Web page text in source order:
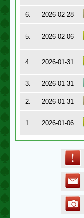
6.
2026-02-28
5. 2026-02-06
4. 2026-01-31
3. 2026-01-31
2.
2026-01-31
1. 2026-01-06